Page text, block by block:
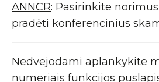
ANNCR: Pasirinkite
pradėti konferencinius
Nedvejodami aplankykite
numeriais funkcijos